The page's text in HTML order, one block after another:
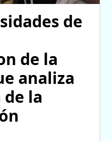
de
de la
analiza
la